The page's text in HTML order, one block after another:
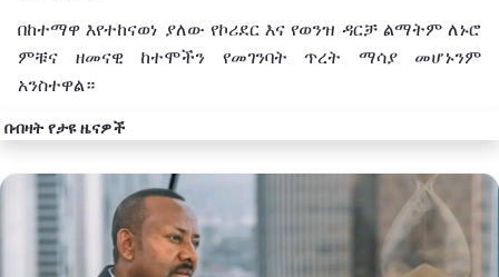
በከተማዋ እየተከናወነ ያለው የኮሪደር እና የወንዝ ዳርቻ ልማትም ለኑሮ
ምቹና
ዘመናዊ ከተሞችን የመገንባት ጥረት ማሳያ
መሆኑንም
አንስተዋል።
በብዛት የታዩ ዜናዎች